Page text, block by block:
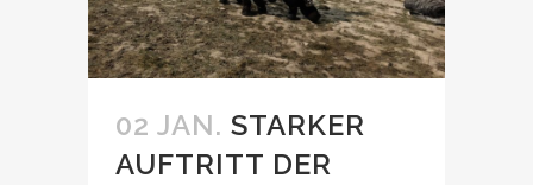
02 JAN. STARKER
AUFTRITT DER